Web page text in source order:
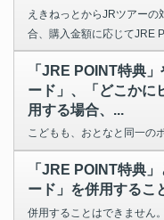
えきねっとからJRツアー
合、購入金額に応じてJRE
「JRE POINT特典
ード」、「どこかに
用する場合、...
こどもも、おとなと同一の
「JRE POINT特典
ード」を併用するこ
併用することはできません。